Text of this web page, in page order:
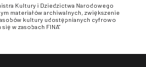
Kultury i Dziedzictwa Narodowego
materiałów archiwalnych, zwiększenie
kultury udostępnianych cyfrowo
w zasobach FINA”